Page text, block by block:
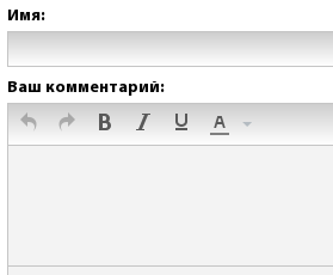
Имя:
Ваш комментарий: